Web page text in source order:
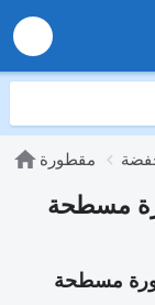
مقطورة
مسطحة
مسطحة